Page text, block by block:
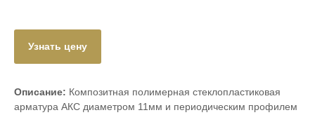
Узнать цену
Описание: Композитная полимерная стеклопластиковая
арматура АКС диаметром 11мм и периодическим профилем